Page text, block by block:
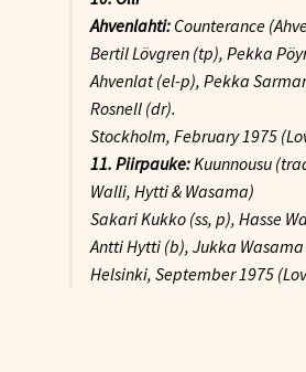
Ahvenlahti:Counterance
Bertil Lövgren (tp), Pekka
Ahvenlat (el-p), Pekka
Rosnell (dr).
Stockholm, February 1975
11. Piirpauke:Kuunnousu
Walli, Hytti & Wasama)
Sakari Kukko (ss, p), Hasse
Antti Hytti (b), Jukka Wasama
Helsinki, September 1975